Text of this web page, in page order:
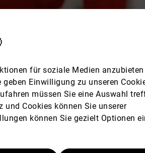
für soziale Medien
Einwilligung zu unseren
müssen Sie eine Auswahl
Cookies können Sie unserer
können Sie gezielt Optionen